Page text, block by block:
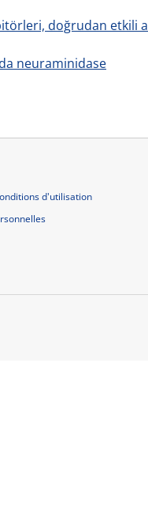
doğrudan etkili
neuraminidase
d'utilisation